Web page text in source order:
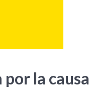
la causa